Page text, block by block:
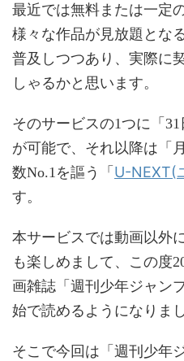
最近では無料または一定
様々な作品が見放題とな
普及しつつあり、実際に
しゃるかと思います。
そのサービスの1つに「31
が可能で、それ以降は「
数No.1を謳う「 U-NEXT(
す。
本サービスでは動画以外
も楽しめまして、この度
画雑誌「週刊少年ジャン
始で読めるようになりまし
そこで今回は「週刊少年